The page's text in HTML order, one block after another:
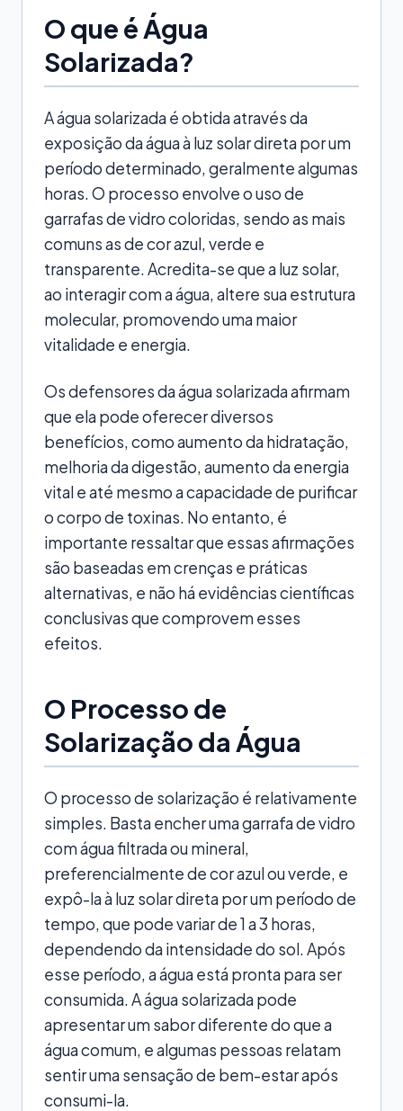
O que é Água
Solarizada?
A água solarizada é obtida através da
exposição da água à luz solar direta por um
período determinado, geralmente algumas
horas. O processo envolve o uso de
garrafas de vidro coloridas, sendo as mais
comuns as de cor azul, verde e
transparente. Acredita-se que a luz solar,
ao interagir com a água, altere sua estrutura
molecular, promovendo uma maior
vitalidade e energia.
Os defensores da água solarizada afirmam
que ela pode oferecer diversos
benefícios, como aumento da hidratação,
melhoria da digestão, aumento da energia
vital e até mesmo a capacidade de purificar
o corpo de toxinas. No entanto, é
importante ressaltar que essas afirmações
são baseadas em crenças e práticas
alternativas, e não há evidências científicas
conclusivas que comprovem esses
efeitos.
O Processo de
Solarização da Água
O processo de solarização é relativamente
simples. Basta encher uma garrafa de vidro
com água filtrada ou mineral,
preferencialmente de cor azul ou verde, e
expô-la à luz solar direta por um período de
tempo, que pode variar de 1 a 3 horas,
dependendo da intensidade do sol. Após
esse período, a água está pronta para ser
consumida. A água solarizada pode
apresentar um sabor diferente do que a
água comum, e algumas pessoas relatam
sentir uma sensação de bem-estar após
consumi-la.